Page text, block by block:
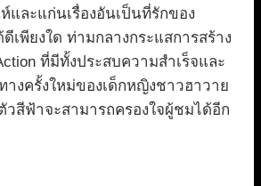
และแก่นเรื่องอันเป็นที่รักของ
เพียงใด ท่ามกลางกระแสการสร้าง
ที่มีทั้งประสบความสำเร็จและ
างครั้งใหม่ของเด็กหญิงชาวฮาวาย
วสีฟ้าจะสามารถครองใจผู้ชมได้อีก